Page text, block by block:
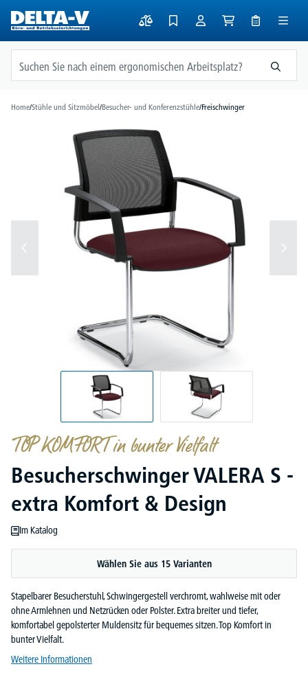
springen
Home/Stühle und Sitzmöbel/Besucher- und Konferenzstühle/Freischwinger
Bildergalerie überspringen
TOP KOMFORT in bunter Vielfalt
Besucherschwinger VALERA S -
extra Komfort & Design
Im Katalog
Wählen Sie aus 15 Varianten
Stapelbarer Besucherstuhl, Schwingergestell verchromt, wahlweise mit oder
ohne Armlehnen und Netzrücken oder Polster. Extra breiter und tiefer,
komfortabel gepolsterter Muldensitz für bequemes sitzen. Top Komfort in
bunter Vielfalt.
Weitere Informationen